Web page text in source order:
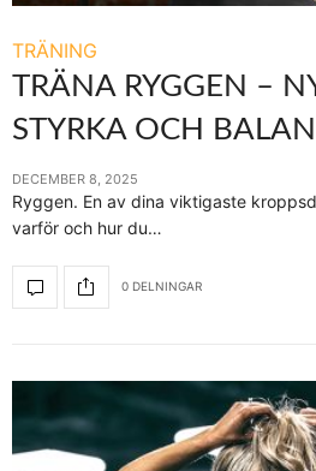
TRÄNING
TRÄNA RYGGEN –
STYRKA OCH
DECEMBER 8, 2025
Ryggen. En av dina viktigaste
varför och hur du…
0 DELNINGAR